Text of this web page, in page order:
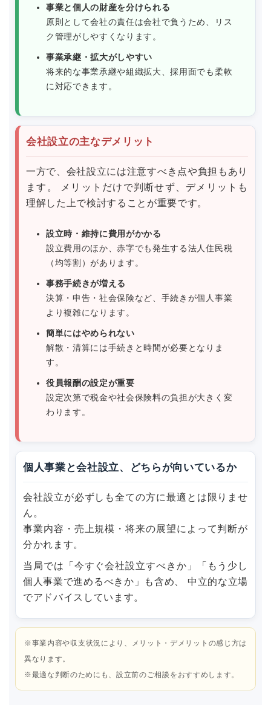
事業と個人の財産を分けられる
原則として会社の責任は会社で負うため、リス
ク管理がしやすくなります。
事業承継・拡大がしやすい
将来的な事業承継や組織拡大、採用面でも柔軟
に対応できます。
会社設立の主なデメリット
一方で、会社設立には注意すべき点や負担もあり
ます。 メリットだけで判断せず、デメリットも
理解した上で検討することが重要です。
設立時・維持に費用がかかる
設立費用のほか、赤字でも発生する法人住民税
（均等割）があります。
事務手続きが増える
決算・申告・社会保険など、手続きが個人事業
より複雑になります。
簡単にはやめられない
解散・清算には手続きと時間が必要となりま
す。
役員報酬の設定が重要
設定次第で税金や社会保険料の負担が大きく変
わります。
個人事業と会社設立、どちらが向いているか
会社設立が必ずしも全ての方に最適とは限りませ
ん。
事業内容・売上規模・将来の展望によって判断が
分かれます。
当局では「今すぐ会社設立すべきか」「もう少し
個人事業で進めるべきか」も含め、 中立的な立場
でアドバイスしています。
※事業内容や収支状況により、メリット・デメリットの感じ方は
異なります。
※最適な判断のためにも、設立前のご相談をおすすめします。